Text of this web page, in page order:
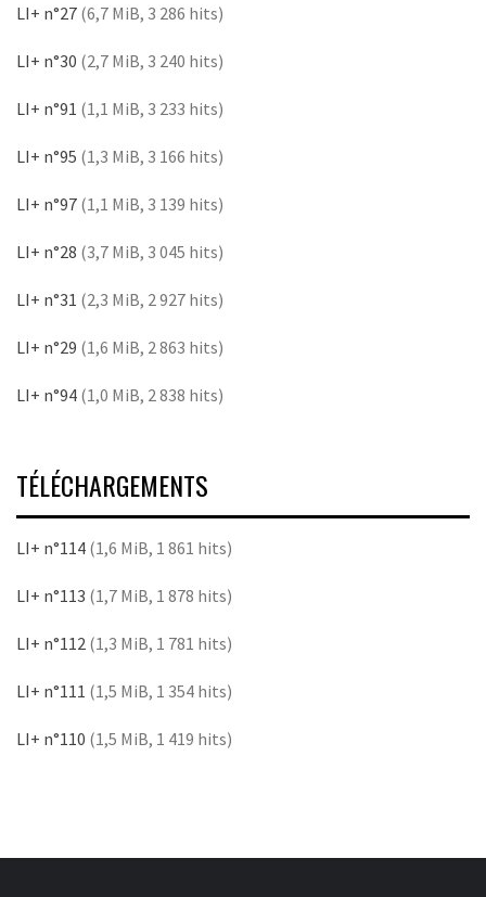
LI+ n°27 (6,7 MiB, 3 286 hits)
LI+ n°30 (2,7 MiB, 3 240 hits)
LI+ n°91 (1,1 MiB, 3 233 hits)
LI+ n°95 (1,3 MiB, 3 166 hits)
LI+ n°97 (1,1 MiB, 3 139 hits)
LI+ n°28 (3,7 MiB, 3 045 hits)
LI+ n°31 (2,3 MiB, 2 927 hits)
LI+ n°29 (1,6 MiB, 2 863 hits)
LI+ n°94 (1,0 MiB, 2 838 hits)
TÉLÉCHARGEMENTS
LI+ n°114 (1,6 MiB, 1 861 hits)
LI+ n°113 (1,7 MiB, 1 878 hits)
LI+ n°112 (1,3 MiB, 1 781 hits)
LI+ n°111 (1,5 MiB, 1 354 hits)
LI+ n°110 (1,5 MiB, 1 419 hits)